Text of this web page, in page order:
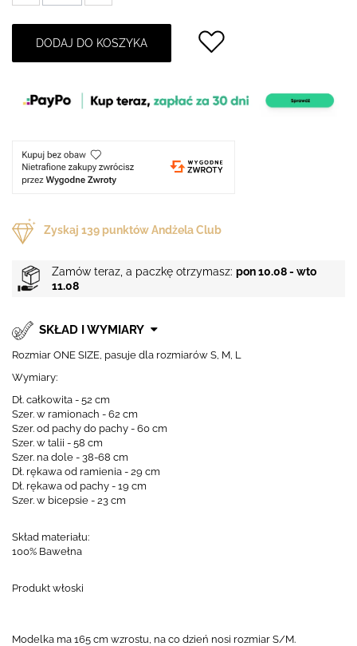
DODAJ DO KOSZYKA
Zyskaj 139 punktów Andżela Club
Zamów teraz, a paczkę otrzymasz: pon 10.08 - wto
11.08
SKŁAD I WYMIARY
Rozmiar ONE SIZE, pasuje dla rozmiarów S, M, L
Wymiary:
Dł. całkowita - 52 cm
Szer. w ramionach - 62 cm
Szer. od pachy do pachy - 60 cm
Szer. w talii - 58 cm
Szer. na dole - 38-68 cm
Dł. rękawa od ramienia - 29 cm
Dł. rękawa od pachy - 19 cm
Szer. w bicepsie - 23 cm
Skład materiału:
100% Bawełna
Produkt włoski
Modelka ma 165 cm wzrostu, na co dzień nosi rozmiar S/M.